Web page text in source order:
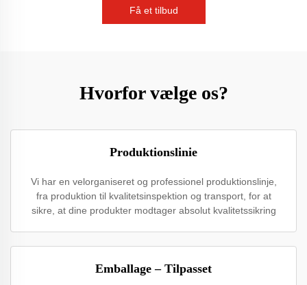
Få et tilbud
Hvorfor vælge os?
Produktionslinie
Vi har en velorganiseret og professionel produktionslinje,
fra produktion til kvalitetsinspektion og transport, for at
sikre, at dine produkter modtager absolut kvalitetssikring
Emballage – Tilpasset